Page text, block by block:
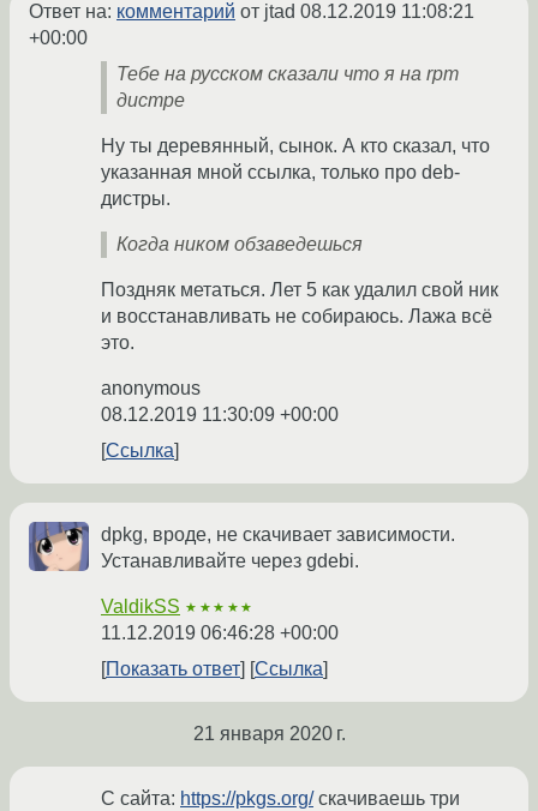
Ответ на: комментарий от jtad 08.12.2019 11:08:21
+00:00
Тебе на русском сказали что я на rpm
дистре
Ну ты деревянный, сынок. А кто сказал, что
указанная мной ссылка, только про deb-
дистры.
Когда ником обзаведешься
Поздняк метаться. Лет 5 как удалил свой ник
и восстанавливать не собираюсь. Лажа всё
это.
anonymous
08.12.2019 11:30:09 +00:00
Ссылка
dpkg, вроде, не скачивает зависимости.
Устанавливайте через gdebi.
ValdikSS ★★★★★
11.12.2019 06:46:28 +00:00
Показать ответ
Ссылка
21 января 2020 г.
С сайта: https://pkgs.org/скачиваешь три